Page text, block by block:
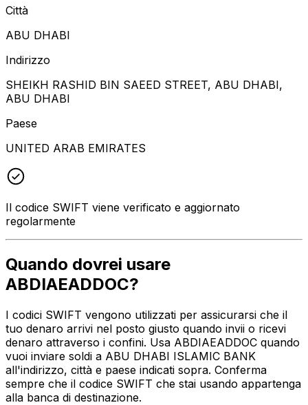
Città
ABU DHABI
Indirizzo
SHEIKH RASHID BIN SAEED STREET, ABU DHABI,
ABU DHABI
Paese
UNITED ARAB EMIRATES
Il codice SWIFT viene verificato e aggiornato
regolarmente
Quando dovrei usare
ABDIAEADDOC?
I codici SWIFT vengono utilizzati per assicurarsi che il
tuo denaro arrivi nel posto giusto quando invii o ricevi
denaro attraverso i confini. Usa ABDIAEADDOC quando
vuoi inviare soldi a ABU DHABI ISLAMIC BANK
all'indirizzo, città e paese indicati sopra. Conferma
sempre che il codice SWIFT che stai usando appartenga
alla banca di destinazione.